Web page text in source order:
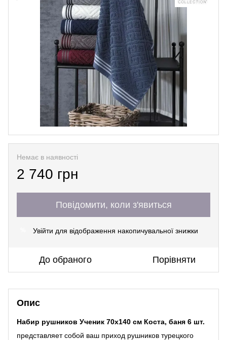
Немає в наявності
2 740 грн
Повідомити, коли з'явиться
Увійти для відображення накопичувальної знижки
До обраного Порівняти
Опис
Набир рушников Ученик 70х140 см Коста, баня 6 шт.
представляет собой ваш приход рушников турецкого